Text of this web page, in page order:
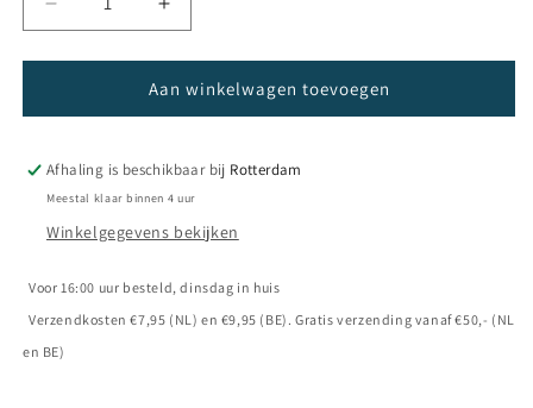
Aantal
verlagen
voor
Champagne
Geschenkverpakking
2
Champagneglazen
Aantal
verhogen
voor
Champagne
Geschenkverpakking
2
Champagneglazen
Aan winkelwagen toevoegen
Afhaling is beschikbaar bij Rotterdam
Meestal klaar binnen 4 uur
Winkelgegevens bekijken
Voor 16:00 uur besteld, dinsdag in huis
Verzendkosten €7,95 (NL) en €9,95 (BE). Gratis verzending vanaf €50,- (NL
en BE)